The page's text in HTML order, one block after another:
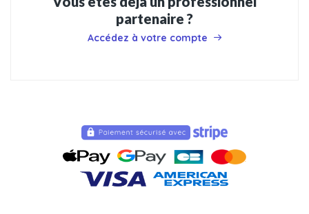
partenaire ?
Accédez à votre compte